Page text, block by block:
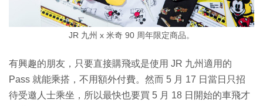
JR 九州 x 米奇 90 周年限定商品。
有興趣的朋友，只要直接購飛或是使用 JR 九州適用的
Pass 就能乘搭，不用額外付費。然而 5 月 17 日當日只招
待受邀人士乘坐，所以最快也要買 5 月 18 日開始的車飛才